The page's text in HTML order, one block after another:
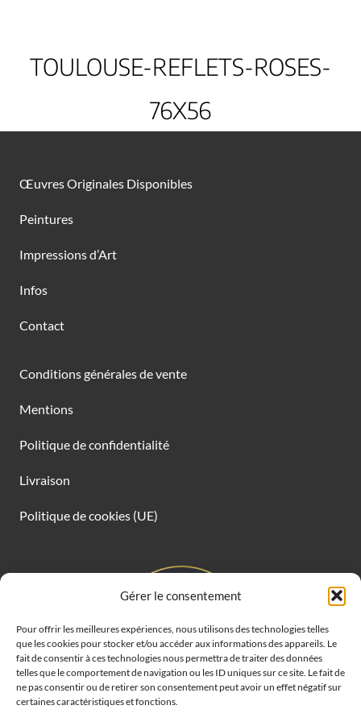
Gérer le consentement
Pour offrir les meilleures expériences, nous utilisons des technologies telles
que les cookies pour stocker et/ou accéder aux informations des appareils. Le
fait de consentir à ces technologies nous permettra de traiter des données
telles que le comportement de navigation ou les ID uniques sur ce site. Le fait de
ne pas consentir ou de retirer son consentement peut avoir un effet négatif sur
certaines caractéristiques et fonctions.
TOULOUSE-REFLETS-ROSES-
76X56
Œuvres Originales Disponibles
Peintures
Impressions d’Art
Infos
Contact
Conditions générales de vente
Mentions
Politique de confidentialité
Livraison
Politique de cookies (UE)